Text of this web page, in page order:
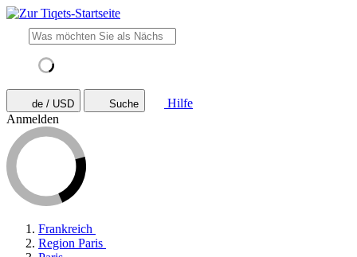
de / USD Suche
Hilfe
Anmelden
Frankreich
Region Paris